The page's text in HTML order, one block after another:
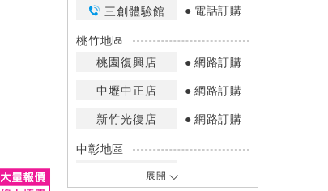
三創體驗館
電話訂購
桃竹地區
桃園復興店
網路訂購
中壢中正店
網路訂購
新竹光復店
網路訂購
中彰地區
台中英才店展開